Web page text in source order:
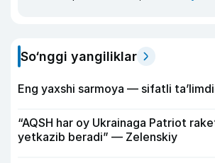
So‘nggi yangiliklar
Eng yaxshi sarmoya — sifatli
“AQSH har oy Ukrainaga Patriot
yetkazib beradi” — Zelenskiy